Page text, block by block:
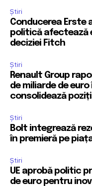
Știri
Conducerea Erste
politică afectează
deciziei Fitch
Știri
Renault Group
de miliarde de
consolidează
Știri
Bolt integrează
în premieră pe
Știri
UE aprobă politic
de euro pentru